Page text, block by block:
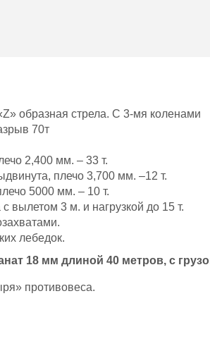
образная стрела. С 3-мя коленами
70т
2,400 мм. – 33 т.
плечо 3,700 мм. –12 т.
5000 мм. – 10 т.
вылетом 3 м. и нагрузкой до 15 т.
лебедок.
18 мм длиной 40 метров, с
противовеса.